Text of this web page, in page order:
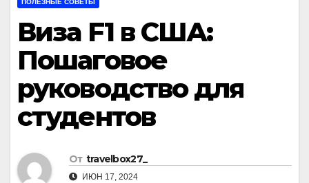
ПОЛЕЗНЫЕ СОВЕТЫ
Виза F1 в США:
Пошаговое
руководство для
студентов
От travelbox27_
ИЮН 17, 2024